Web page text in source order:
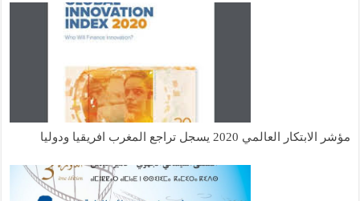
مؤشر الابتكار العالمي 2020 يسجل تراجع المغرب افريقيا ودوليا